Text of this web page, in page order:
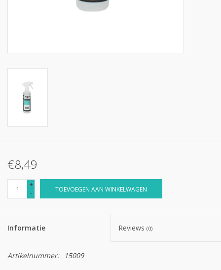
€8,49
+
-
TOEVOEGEN AAN WINKELWAGEN
Informatie Reviews (0)
Artikelnummer: 15009